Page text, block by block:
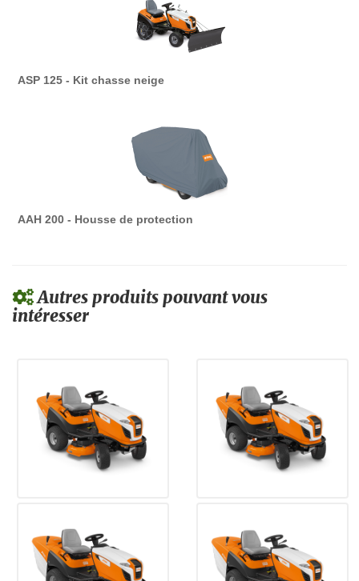
ASP 125 - Kit chasse neige
AAH 200 - Housse de protection
Autres produits pouvant vous
intéresser